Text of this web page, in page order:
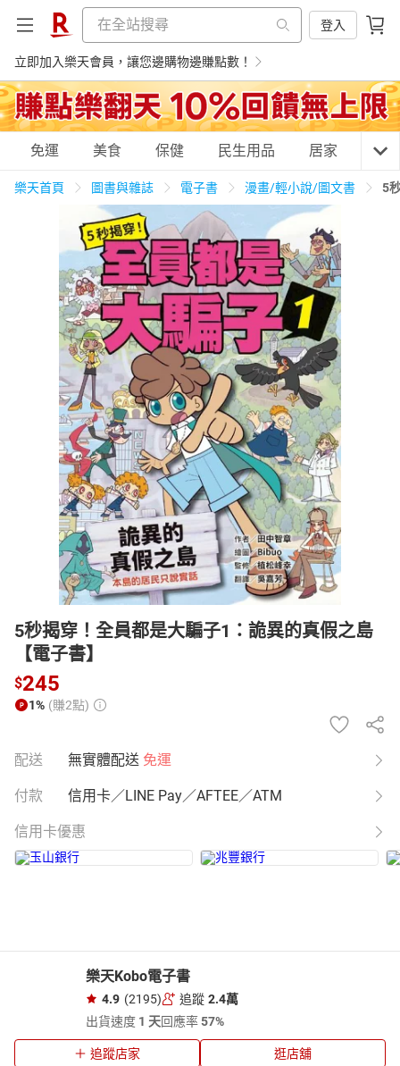
登入
立即加入樂天會員，讓您邊購物邊賺點數！
購物網分類
天天免運 美食蛋糕 養生保健 民生用品
居家生活 3C家電 運動休閒 親子玩具
女裝 男裝 化妝保養 情趣用品
日本購物 電子/紙本書
HOT
免運 美食 保健 民生用品 居家 3C
樂天首頁 圖書與雜誌 電子書 漫畫/輕小說/圖文書 5
5秒揭穿！全員都是大騙子1：詭異的真假之島
【電子書】
$245
1% (賺2點)
配送 無實體配送 免運
付款 信用卡／LINE Pay／AFTEE／ATM
信用卡優惠
樂天Kobo電子書
4.9 (2195) 追蹤 2.4萬
出貨速度 1 天回應率57%
追蹤店家 逛店舖